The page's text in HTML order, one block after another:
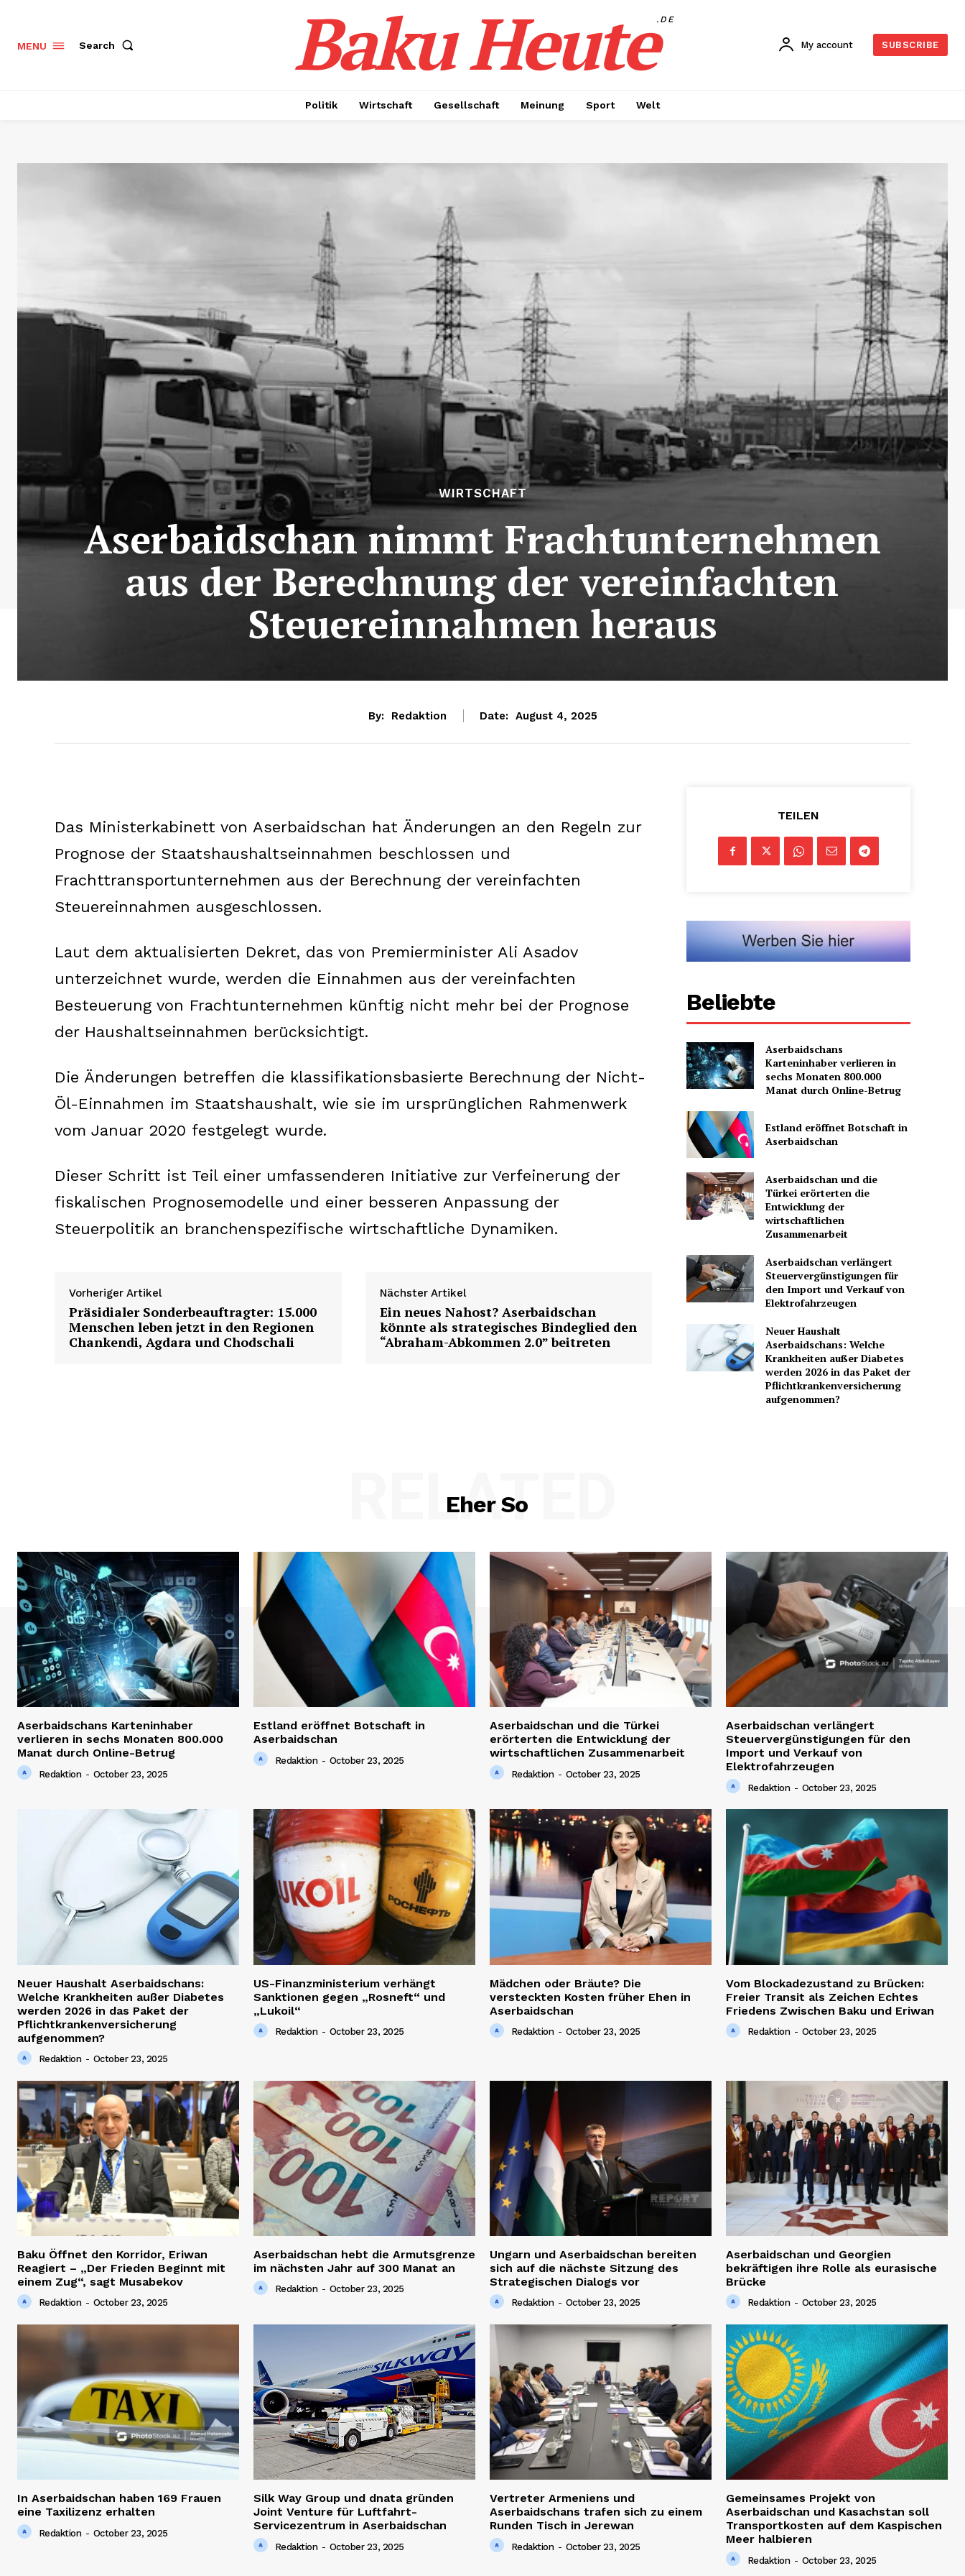
SUBSCRIBE NOW
About us
MENU Search Baku Heute.DE
My account SUBSCRIBE
Politik Wirtschaft Gesellschaft Meinung Sport Welt
WIRTSCHAFT
Aserbaidschan nimmt Frachtunternehmen
aus der Berechnung der vereinfachten
Steuereinnahmen heraus
By: Redaktion Date: August 4, 2025
Das Ministerkabinett von Aserbaidschan hat Änderungen an den Regeln zur
Prognose der Staatshaushaltseinnahmen beschlossen und
Frachttransportunternehmen aus der Berechnung der vereinfachten
Steuereinnahmen ausgeschlossen.
Laut dem aktualisierten Dekret, das von Premierminister Ali Asadov
unterzeichnet wurde, werden die Einnahmen aus der vereinfachten
Besteuerung von Frachtunternehmen künftig nicht mehr bei der Prognose
der Haushaltseinnahmen berücksichtigt.
Die Änderungen betreffen die klassifikationsbasierte Berechnung der Nicht-
Öl-Einnahmen im Staatshaushalt, wie sie im ursprünglichen Rahmenwerk
vom Januar 2020 festgelegt wurde.
Dieser Schritt ist Teil einer umfassenderen Initiative zur Verfeinerung der
fiskalischen Prognosemodelle und einer besseren Anpassung der
Steuerpolitik an branchenspezifische wirtschaftliche Dynamiken.
Vorheriger Artikel
Präsidialer Sonderbeauftragter: 15.000
Menschen leben jetzt in den Regionen
Chankendi, Agdara und Chodschali
Nächster Artikel
Ein neues Nahost? Aserbaidschan
könnte als strategisches Bindeglied den
“Abraham-Abkommen 2.0” beitreten
TEILEN
Beliebte
Aserbaidschans
Karteninhaber verlieren in
sechs Monaten 800.000
Manat durch Online-Betrug
Estland eröffnet Botschaft in
Aserbaidschan
Aserbaidschan und die
Türkei erörterten die
Entwicklung der
wirtschaftlichen
Zusammenarbeit
Aserbaidschan verlängert
Steuervergünstigungen für
den Import und Verkauf von
Elektrofahrzeugen
Neuer Haushalt
Aserbaidschans: Welche
Krankheiten außer Diabetes
werden 2026 in das Paket der
Pflichtkrankenversicherung
aufgenommen?
Eher So
RELATED
Aserbaidschans Karteninhaber
verlieren in sechs Monaten 800.000
Manat durch Online-Betrug
Redaktion - October 23, 2025
Estland eröffnet Botschaft in
Aserbaidschan
Redaktion - October 23, 2025
Aserbaidschan und die Türkei
erörterten die Entwicklung der
wirtschaftlichen Zusammenarbeit
Redaktion - October 23, 2025
Aserbaidschan verlängert
Steuervergünstigungen für den
Import und Verkauf von
Elektrofahrzeugen
Redaktion - October 23, 2025
Neuer Haushalt Aserbaidschans:
Welche Krankheiten außer Diabetes
werden 2026 in das Paket der
Pflichtkrankenversicherung
aufgenommen?
Redaktion - October 23, 2025
US-Finanzministerium verhängt
Sanktionen gegen „Rosneft“ und
„Lukoil“
Redaktion - October 23, 2025
Mädchen oder Bräute? Die
versteckten Kosten früher Ehen in
Aserbaidschan
Redaktion - October 23, 2025
Vom Blockadezustand zu Brücken:
Freier Transit als Zeichen Echtes
Friedens Zwischen Baku und Eriwan
Redaktion - October 23, 2025
Baku Öffnet den Korridor, Eriwan
Reagiert – „Der Frieden Beginnt mit
einem Zug“, sagt Musabekov
Redaktion - October 23, 2025
Aserbaidschan hebt die Armutsgrenze
im nächsten Jahr auf 300 Manat an
Redaktion - October 23, 2025
Ungarn und Aserbaidschan bereiten
sich auf die nächste Sitzung des
Strategischen Dialogs vor
Redaktion - October 23, 2025
Aserbaidschan und Georgien
bekräftigen ihre Rolle als eurasische
Brücke
Redaktion - October 23, 2025
In Aserbaidschan haben 169 Frauen
eine Taxilizenz erhalten
Redaktion - October 23, 2025
Silk Way Group und dnata gründen
Joint Venture für Luftfahrt-
Servicezentrum in Aserbaidschan
Redaktion - October 23, 2025
Vertreter Armeniens und
Aserbaidschans trafen sich zu einem
Runden Tisch in Jerewan
Redaktion - October 23, 2025
Gemeinsames Projekt von
Aserbaidschan und Kasachstan soll
Transportkosten auf dem Kaspischen
Meer halbieren
Redaktion - October 23, 2025